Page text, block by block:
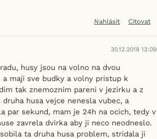
Nahlásit Citovat
30.12.2018 13:09
husy jsou na volno na dvou
maji sve budky a volny pristup k
tak znemoznim pareni v jezirku a z
husa vejce nenesla vubec, a
par sekund, mam je 24h na ocich, tedy v
zavrela dvirka aby ji neco neodneslo.
ta druha husa problem, stridala ji